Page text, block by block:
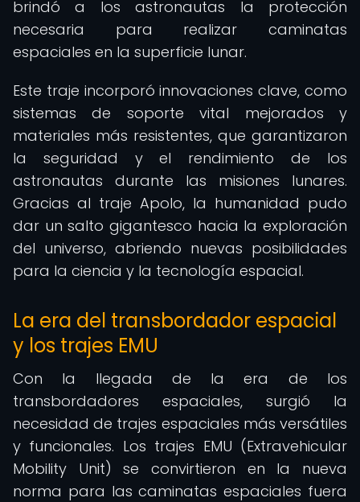
brindó a los astronautas la protección
necesaria para realizar caminatas
espaciales en la superficie lunar.
Este traje incorporó innovaciones clave, como
sistemas de soporte vital mejorados y
materiales más resistentes, que garantizaron
la seguridad y el rendimiento de los
astronautas durante las misiones lunares.
Gracias al traje Apolo, la humanidad pudo
dar un salto gigantesco hacia la exploración
del universo, abriendo nuevas posibilidades
para la ciencia y la tecnología espacial.
La era del transbordador espacial
y los trajes EMU
Con la llegada de la era de los
transbordadores espaciales, surgió la
necesidad de trajes espaciales más versátiles
y funcionales. Los trajes EMU (Extravehicular
Mobility Unit) se convirtieron en la nueva
norma para las caminatas espaciales fuera